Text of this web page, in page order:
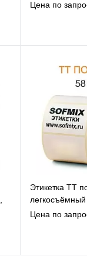
1000 в рул,
Цена по
В
К
Этикетка ТТ
1000 в рул,
Цена по